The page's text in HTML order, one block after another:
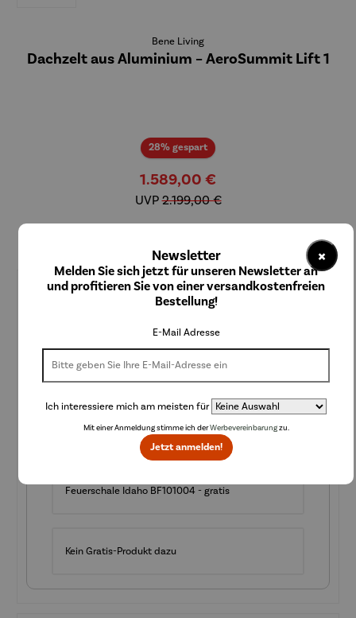
Bene Living
Dachzelt aus Aluminium – AeroSummit Lift 1
28% gespartRabatt
1.589,00 €
UVP2.199,00 €
Lieferzeit: 14 Tage
Dachzelt-Aktion:
Bitte nachstehend auswählen, ob dieFeuerschale
119,90€, kostenlose zu der Dachzeltbestellung hinzugefügt
zwingend erforderlich.
(Aktionszeitraum - 31.12.2025). Nur solange der Vorrat reicht!
(Pflichtfeld)
Feuerschale Idaho BF101004 - gratis
Kein Gratis-Produkt dazu
×
Newsletter
Melden Sie sich jetzt für unseren Newsletter an
und profitieren Sie von einer versandkostenfreien
Bestellung!
E-Mail Adresse
Ich interessiere mich am meisten für
Mit einer Anmeldung stimme ich derWerbevereinbarungzu.
Jetzt anmelden!